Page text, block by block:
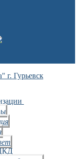
г. Гурьевск